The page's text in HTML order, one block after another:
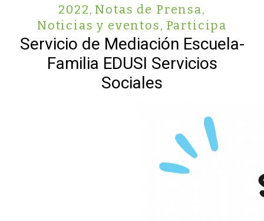
2022, Notas de Prensa,
Noticias y eventos, Participa
Servicio de Mediación Escuela-
Familia EDUSI Servicios
Sociales